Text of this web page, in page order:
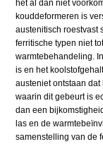
het al dan niet
kouddeformeren is
austenitisch roestvast
ferritische typen niet
warmtebehandeling.
is en het
austeniet ontstaan
waarin dit gebeurt is
dan een
las en de
samenstelling van de